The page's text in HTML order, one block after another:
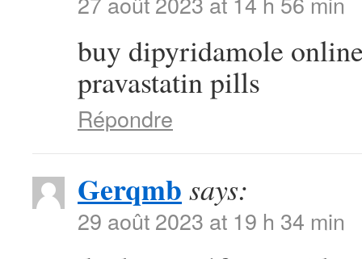
buy dipyridamole
pravastatin pills
Répondre
Gerqmb says:
29 août 2023 at 19 h 34 min